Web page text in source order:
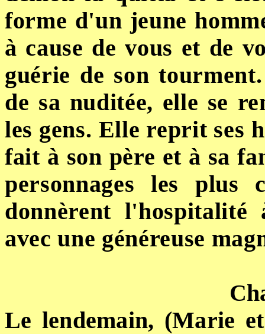
forme d'un jeune
à cause de vous et de
guérie de son
de sa nuditée, elle se
les gens. Elle reprit ses
fait à son père et à sa
personnages les plus
donnèrent
avec une généreuse
Le lendemain, (Marie